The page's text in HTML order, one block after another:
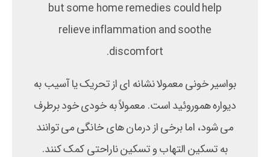
but some home remedies could help
relieve inflammation and soothe
discomfort.
بواسیر خونی معمولا نشانه ای از تحریک یا آسیب به
دیواره هموروئید است. معمولاً به خودی خود برطرف
می شود، اما برخی از درمان های خانگی می توانند
به تسکین التهاب و تسکین ناراحتی کمک کنند.